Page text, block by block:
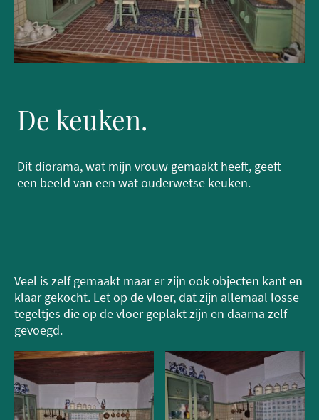
De keuken.
Dit diorama, wat mijn vrouw gemaakt heeft, geeft
een beeld van een wat ouderwetse keuken.
Veel is zelf gemaakt maar er zijn ook objecten kant en
klaar gekocht. Let op de vloer, dat zijn allemaal losse
tegeltjes die op de vloer geplakt zijn en daarna zelf
gevoegd.